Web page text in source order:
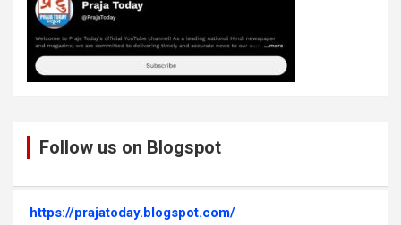
Follow us on Blogspot
https://prajatoday.blogspot.com/